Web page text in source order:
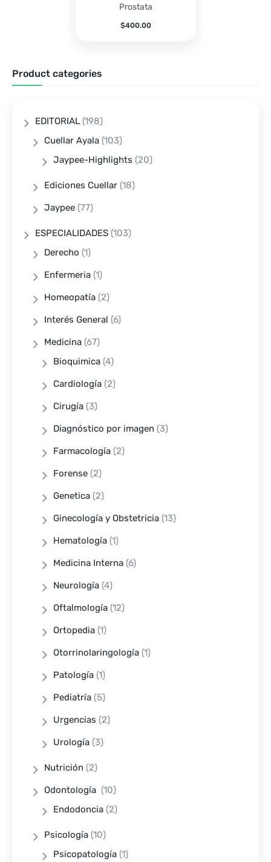
Prostata
$400.00
Product categories
EDITORIAL (198)
Cuellar Ayala (103)
Jaypee-Highlights (20)
Ediciones Cuellar (18)
Jaypee (77)
ESPECIALIDADES (103)
Derecho (1)
Enfermeria (1)
Homeopatía (2)
Interés General (6)
Medicina (67)
Bioquimica (4)
Cardiología (2)
Cirugía (3)
Diagnóstico por imagen (3)
Farmacología (2)
Forense (2)
Genetica (2)
Ginecología y Obstetricia (13)
Hematología (1)
Medicina Interna (6)
Neurología (4)
Oftalmología (12)
Ortopedia (1)
Otorrinolaringología (1)
Patología (1)
Pediatría (5)
Urgencias (2)
Urología (3)
Nutrición (2)
Odontología (10)
Endodoncia (2)
Psicología (10)
Psicopatología (1)